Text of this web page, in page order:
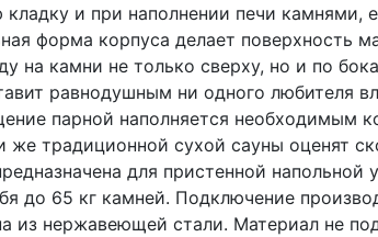
и при наполнении печи камнями,
форма корпуса делает поверхность
на камни не только сверху, но и по
равнодушным ни одного любителя
парной наполняется необходимым
же традиционной сухой сауны оценят
для пристенной напольной
до 65 кг камней. Подключение
из нержавеющей стали. Материал не